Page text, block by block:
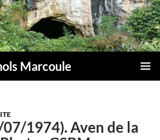
Marcoule
07/1974). Aven de la